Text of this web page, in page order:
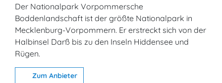
Der Nationalpark Vorpommersche
Boddenlandschaft ist der größte Nationalpark in
Mecklenburg-Vorpommern. Er erstreckt sich von der
Halbinsel Darß bis zu den Inseln Hiddensee und
Rügen.
Zum Anbieter